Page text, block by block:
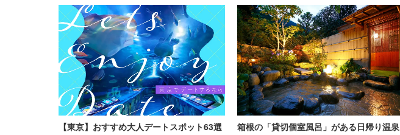
【東京】おすすめ大人デートスポット63選
箱根の「貸切個室風呂」がある日帰り温泉